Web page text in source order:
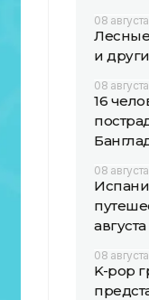
08
и
08
16
08
августа
08
K-pop